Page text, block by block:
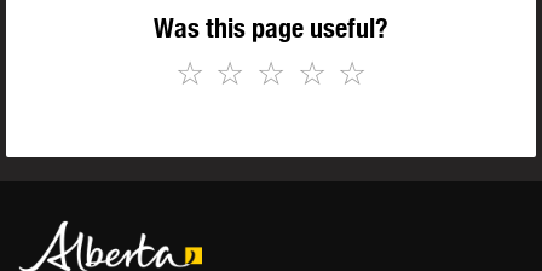
Was this page useful?
☆
☆
☆
☆
☆